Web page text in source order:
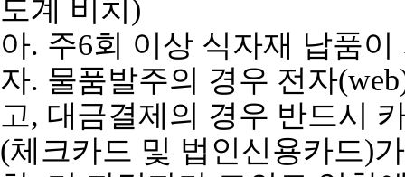
도계 비치 )
아. 주6회 이상 식자재 납품
자. 물품발주의 경우 전자
고, 대금결제의 경우 반드시
(체크카드 및 법인신용카드)